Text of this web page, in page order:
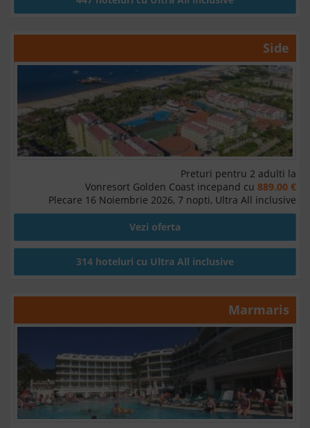
Side
Preturi pentru 2 adulti la
Vonresort Golden Coast incepand cu 889.00 €
Plecare 16 Noiembrie 2026, 7 nopti, Ultra All inclusive
Vezi oferta
314 hoteluri cu Ultra All inclusive
Marmaris